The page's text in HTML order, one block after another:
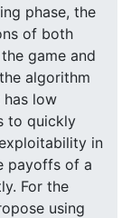
phase, the
of both
game and
algorithm
low
to quickly
in
payoffs of a
For the
using